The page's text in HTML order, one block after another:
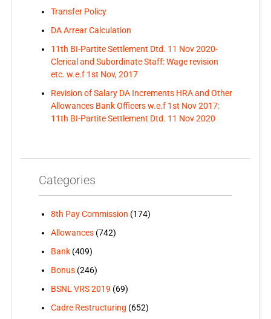
Transfer Policy
DA Arrear Calculation
11th BI-Partite Settlement Dtd. 11 Nov 2020-
Clerical and Subordinate Staff: Wage revision
etc. w.e.f 1st Nov, 2017
Revision of Salary DA Increments HRA and Other
Allowances Bank Officers w.e.f 1st Nov 2017:
11th BI-Partite Settlement Dtd. 11 Nov 2020
Categories
8th Pay Commission (174)
Allowances(742)
Bank(409)
Bonus(246)
BSNL VRS 2019 (69)
Cadre Restructuring (652)